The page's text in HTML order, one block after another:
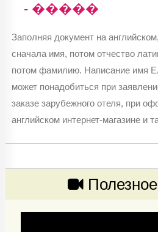
- �����
Заполняя документ на
сначала имя, потом отчество
потом фамилию. Написание имя
может понадобиться при
заказе зарубежного отеля, при
английском интернет-магазине и